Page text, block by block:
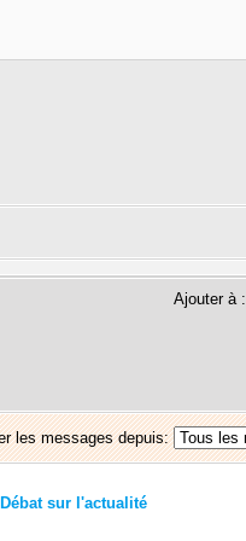
Ajouter à :
les messages depuis:
Débat sur l'actualité